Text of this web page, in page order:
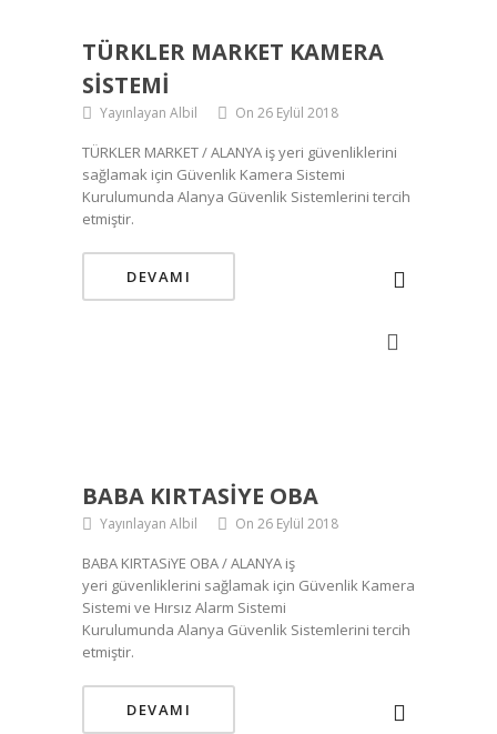
TÜRKLER MARKET KAMERA
SISTEMI
Yayınlayan Albil On 26 Eylül 2018
TÜRKLER MARKET / ALANYA iş yeri güvenliklerini
sağlamak için Güvenlik Kamera Sistemi
Kurulumunda Alanya Güvenlik Sistemlerini tercih
etmiştir.
DEVAMI
BABA KIRTASIYE OBA
Yayınlayan Albil On 26 Eylül 2018
BABA KIRTASiYE OBA / ALANYA iş
yeri güvenliklerini sağlamak için Güvenlik Kamera
Sistemi ve Hırsız Alarm Sistemi
Kurulumunda Alanya Güvenlik Sistemlerini tercih
etmiştir.
DEVAMI